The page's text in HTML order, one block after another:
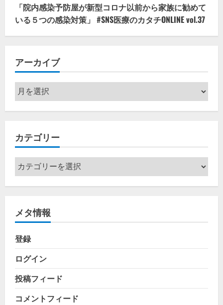
「院内感染予防屋が新型コロナ以前から家族に勧めて
いる５つの感染対策」 #SNS医療のカタチONLINE vol.37
アーカイブ
ア
ー
カ
ブ
カテゴリー
カ
テ
ゴ
ー
メタ情報
登録
ログイン
投稿フィード
コメントフィード